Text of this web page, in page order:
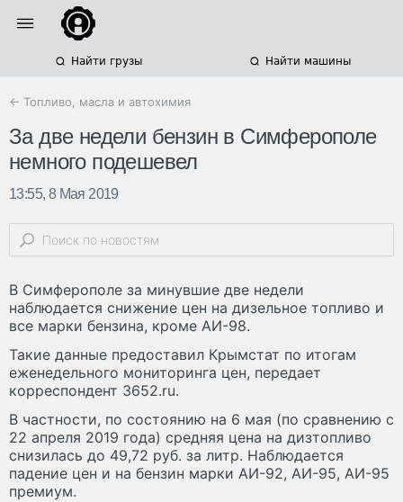
Найти грузы Найти машины
← Топливо, масла и автохимия
За две недели бензин в Симферополе
немного подешевел
13:55, 8 Мая 2019
В Симферополе за минувшие две недели
наблюдается снижение цен на дизельное топливо и
все марки бензина, кроме АИ-98.
Такие данные предоставил Крымстат по итогам
еженедельного мониторинга цен, передает
корреспондент 3652.ru.
В частности, по состоянию на 6 мая (по сравнению с
22 апреля 2019 года) средняя цена на дизтопливо
снизилась до 49,72 руб. за литр. Наблюдается
падение цен и на бензин марки АИ-92, АИ-95, АИ-95
премиум.